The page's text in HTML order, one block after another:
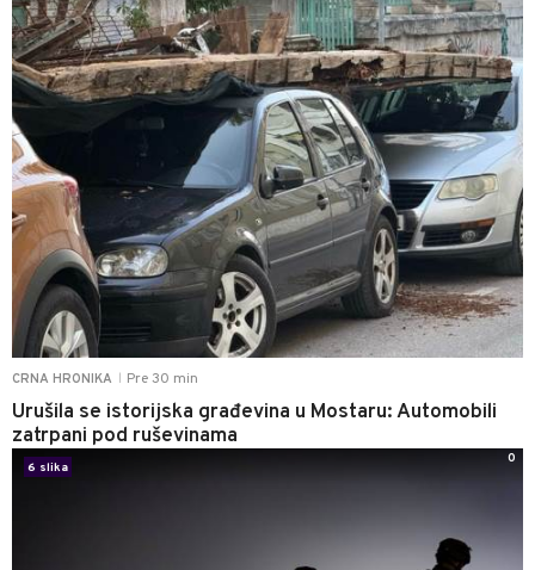
CRNA HRONIKA Pre 30 min
Urušila se istorijska građevina u Mostaru: Automobili
zatrpani pod ruševinama
6 slika
0